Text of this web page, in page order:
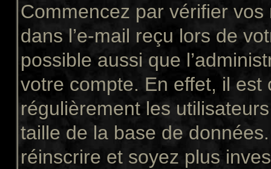
Commencez par vérifier vos
dans l’e-mail reçu lors de
possible aussi que
votre compte. En effet, il
régulièrement les
taille de la base de
réinscrire et soyez plus